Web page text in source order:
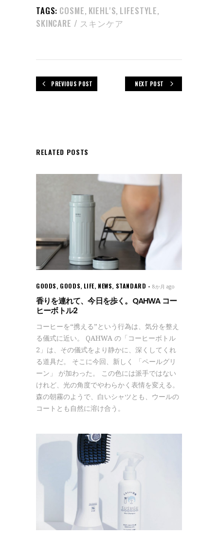
TAGS: COSME, KIEHL'S, LIFESTYLE,
SKINCARE / スキンケア
PREVIOUS POST NEXT POST
RELATED POSTS
GOODS, GOODS, LIFE, NEWS, STANDARD 8か月 ago
香りを連れて、今日を歩く。QAHWA コー
ヒーボトル2
コーヒーを“携える”という行為は、気分を整え
る儀式に近い。 QAHWA の「コーヒーボトル
2」は、その儀式をより静かに、深くしてくれ
る道具だ。 そこに今回、新しく 「ペールグリ
ーン」 が加わった。 この色には派手ではない
けれど、光の角度でやわらかく表情を変える。
森の朝霧のようで、白いシャツとも、ウールの
コートとも自然に溶け合う。